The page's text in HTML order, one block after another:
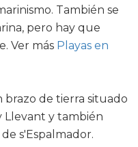
También se
pero hay que
Ver más Playas en
brazo de tierra situado
Llevant y también
s'Espalmador.